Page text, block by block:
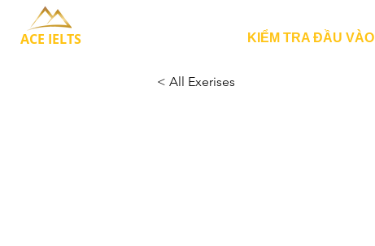
ACE IELTS KIỂM TRA ĐẦU VÀO
< All Exerises